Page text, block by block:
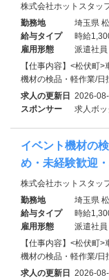
株式会社ホットスタッ
勤務地
埼玉県
給与タイプ
時給
雇用形態
派遣社員
【仕事内容】<松伏町
機材の検品・軽作業/日
求人の更新日 2026-
スポンサー
求人ボッ
イベント機材の
め・未経験歓迎
株式会社ホットスタッ
勤務地
埼玉県
給与タイプ
時給
雇用形態
派遣社員
【仕事内容】<松伏町
機材の検品・軽作業/日
求人の更新日 2026-